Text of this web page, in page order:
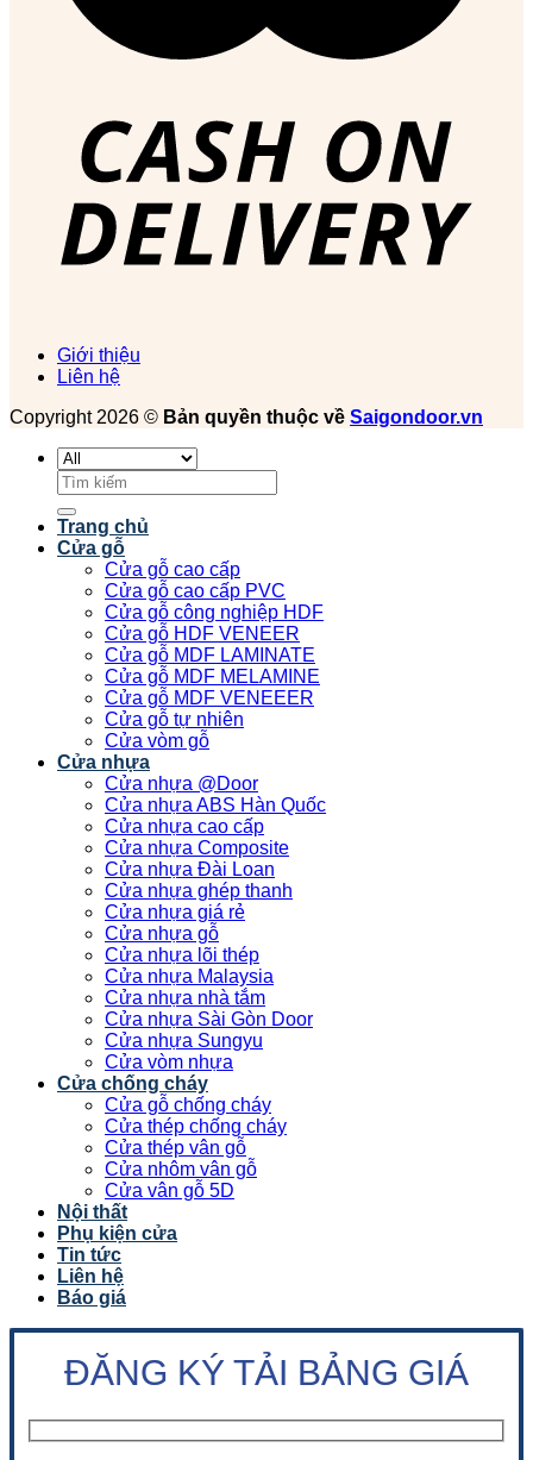
Giới thiệu
Liên hệ
Copyright 2026 © Bản quyền thuộc về Saigondoor.vn
Tìm
kiếm:
Trang chủ
Cửa gỗ
Cửa gỗ cao cấp
Cửa gỗ cao cấp PVC
Cửa gỗ công nghiệp HDF
Cửa gỗ HDF VENEER
Cửa gỗ MDF LAMINATE
Cửa gỗ MDF MELAMINE
Cửa gỗ MDF VENEEER
Cửa gỗ tự nhiên
Cửa vòm gỗ
Cửa nhựa
Cửa nhựa @Door
Cửa nhựa ABS Hàn Quốc
Cửa nhựa cao cấp
Cửa nhựa Composite
Cửa nhựa Đài Loan
Cửa nhựa ghép thanh
Cửa nhựa giá rẻ
Cửa nhựa gỗ
Cửa nhựa lõi thép
Cửa nhựa Malaysia
Cửa nhựa nhà tắm
Cửa nhựa Sài Gòn Door
Cửa nhựa Sungyu
Cửa vòm nhựa
Cửa chống cháy
Cửa gỗ chống cháy
Cửa thép chống cháy
Cửa thép vân gỗ
Cửa nhôm vân gỗ
Cửa vân gỗ 5D
Nội thất
Phụ kiện cửa
Tin tức
Liên hệ
Báo giá
ĐĂNG KÝ TẢI BẢNG GIÁ